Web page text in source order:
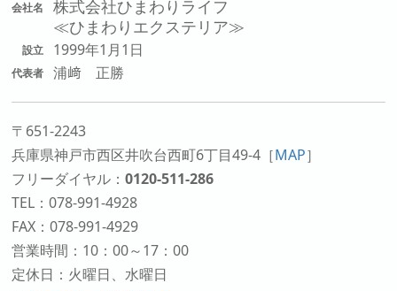
会社名
株式会社ひまわりライフ
≪ひまわりエクステリア≫
設立 1999年1月1日
代表者 浦﨑 正勝
〒651-2243
兵庫県神戸市西区井吹台西町6丁目49-4 ［MAP］
フリーダイヤル：0120-511-286
TEL：078-991-4928
FAX：078-991-4929
営業時間：10：00～17：00
定休日：火曜日、水曜日